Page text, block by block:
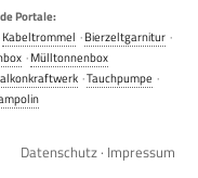
Portale:
Kabeltrommel ·Bierzeltgarnitur·
·Mülltonnenbox
·Tauchpumpe ·
Datenschutz · Impressum